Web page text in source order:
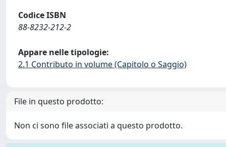
Codice ISBN
88-8232-212-2
Appare nelle tipologie:
2.1 Contributo in volume (Capitolo o Saggio)
File in questo prodotto:
Non ci sono file associati a questo prodotto.